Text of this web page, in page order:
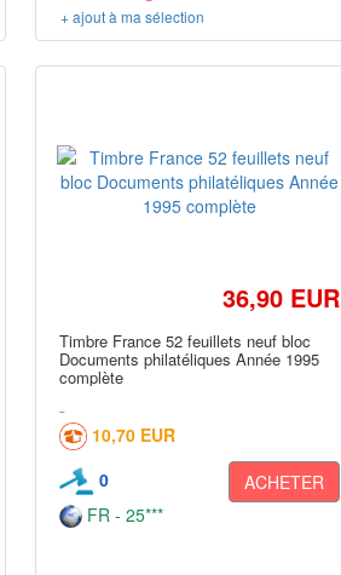
+ ajout à ma sélection
36,90 EUR
Timbre France 52 feuillets neuf bloc
Documents philatéliques Année 1995
complète
10,70 EUR
0
ACHETER
FR - 25***